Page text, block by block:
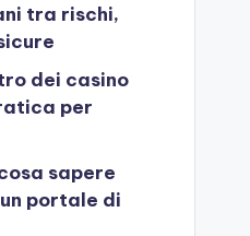
tra rischi,
dei casino
per
sapere
portale di